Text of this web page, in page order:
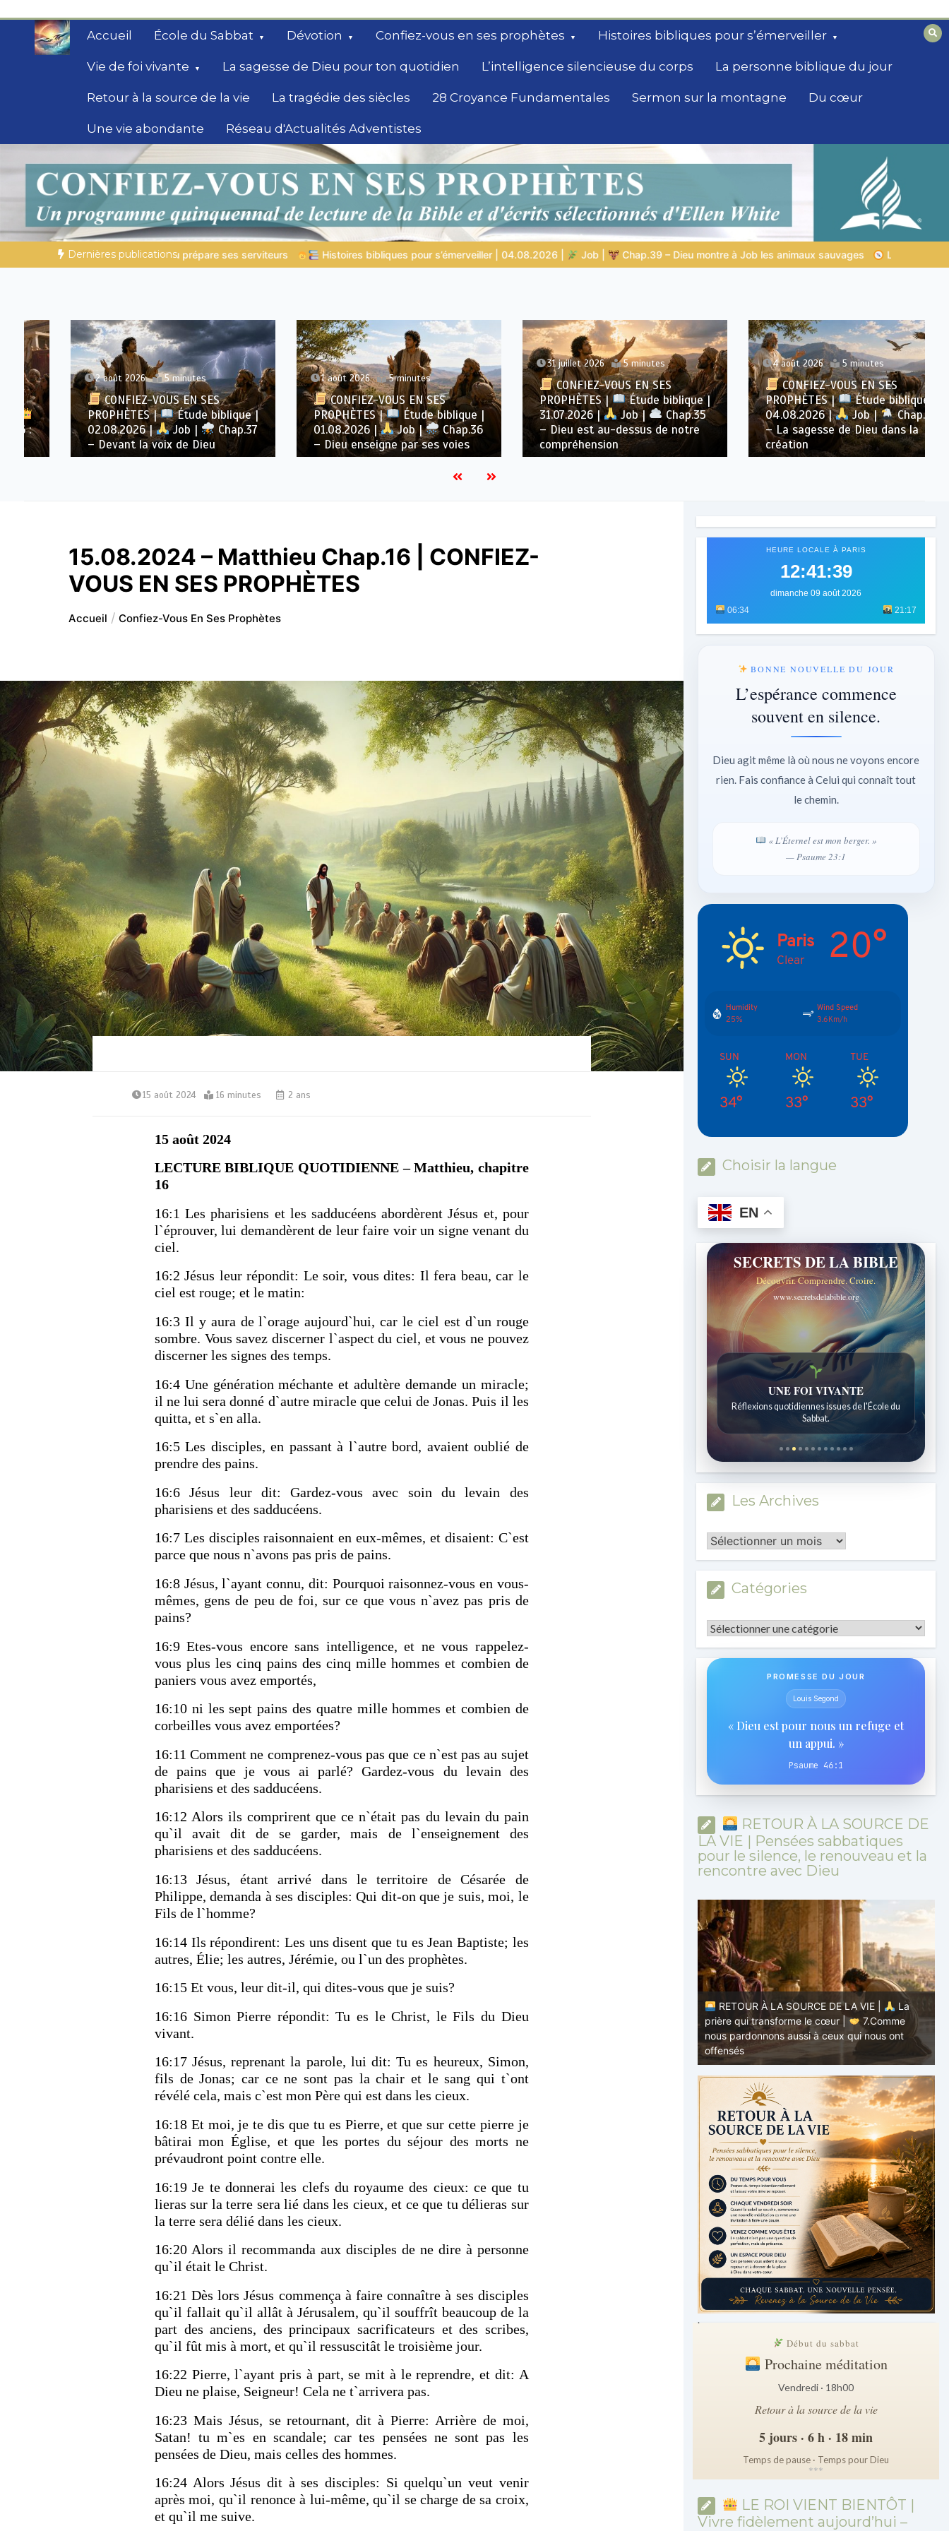
contenu
Accueil École du Sabbat Dévotion Confiez-vous en ses prophètes Histoires bibliques pour s’émerveiller
Vie de foi vivante La sagesse de Dieu pour ton quotidien L’intelligence silencieuse du corps La personne biblique du jour
Retour à la source de la vie La tragédie des siècles 28 Croyance Fundamentales Sermon sur la montagne Du cœur
Une vie abondante Réseau d'Actualités Adventistes
Secrets de la Bible
Des éclairages bibliques pour ceux qui cherchent un
chemin
Dernières publications
ses serviteurs Histoires bibliques pour s’émerveiller | 04.08.2026 | Job | Chap.39 – Dieu montre à Job les animaux sauvages LA SAGESSE DE DIEU POUR TON QUOTIDIEN |
2 août 2026 5 minutes
CONFIEZ-VOUS EN SES
PROPHÈTES |
Étude biblique |
02.08.2026 |
Job |
Chap.37
– Devant la voix de Dieu
1 août 2026 5 minutes
CONFIEZ-VOUS EN SES
PROPHÈTES |
Étude biblique |
01.08.2026 |
Job |
Chap.36
– Dieu enseigne par ses voies
31 juillet 2026 5 minutes
CONFIEZ-VOUS EN SES
PROPHÈTES |
Étude biblique |
31.07.2026 |
Job |
Chap.35
– Dieu est au-dessus de notre
compréhension
4 août 2026 5 minutes
CONFIEZ-VOUS EN SES
PROPHÈTES |
Étude biblique |
04.08.2026 |
Job |
Chap.39
– La sagesse de Dieu dans la
création
15.08.2024 – Matthieu Chap.16 | CONFIEZ-
VOUS EN SES PROPHÈTES
Accueil Confiez-Vous En Ses Prophètes
15 août 2024 16 minutes 2 ans
15 août 2024
LECTURE BIBLIQUE QUOTIDIENNE – Matthieu, chapitre
16
16:1 Les pharisiens et les sadducéens abordèrent Jésus et, pour
l`éprouver, lui demandèrent de leur faire voir un signe venant du
ciel.
16:2 Jésus leur répondit: Le soir, vous dites: Il fera beau, car le
ciel est rouge; et le matin:
16:3 Il y aura de l`orage aujourd`hui, car le ciel est d`un rouge
sombre. Vous savez discerner l`aspect du ciel, et vous ne pouvez
discerner les signes des temps.
16:4 Une génération méchante et adultère demande un miracle;
il ne lui sera donné d`autre miracle que celui de Jonas. Puis il les
quitta, et s`en alla.
16:5 Les disciples, en passant à l`autre bord, avaient oublié de
prendre des pains.
16:6 Jésus leur dit: Gardez-vous avec soin du levain des
pharisiens et des sadducéens.
16:7 Les disciples raisonnaient en eux-mêmes, et disaient: C`est
parce que nous n`avons pas pris de pains.
16:8 Jésus, l`ayant connu, dit: Pourquoi raisonnez-vous en vous-
mêmes, gens de peu de foi, sur ce que vous n`avez pas pris de
pains?
16:9 Etes-vous encore sans intelligence, et ne vous rappelez-
vous plus les cinq pains des cinq mille hommes et combien de
paniers vous avez emportés,
16:10 ni les sept pains des quatre mille hommes et combien de
corbeilles vous avez emportées?
16:11 Comment ne comprenez-vous pas que ce n`est pas au sujet
de pains que je vous ai parlé? Gardez-vous du levain des
pharisiens et des sadducéens.
16:12 Alors ils comprirent que ce n`était pas du levain du pain
qu`il avait dit de se garder, mais de l`enseignement des
pharisiens et des sadducéens.
16:13 Jésus, étant arrivé dans le territoire de Césarée de
Philippe, demanda à ses disciples: Qui dit-on que je suis, moi, le
Fils de l`homme?
16:14 Ils répondirent: Les uns disent que tu es Jean Baptiste; les
autres, Élie; les autres, Jérémie, ou l`un des prophètes.
16:15 Et vous, leur dit-il, qui dites-vous que je suis?
16:16 Simon Pierre répondit: Tu es le Christ, le Fils du Dieu
vivant.
16:17 Jésus, reprenant la parole, lui dit: Tu es heureux, Simon,
fils de Jonas; car ce ne sont pas la chair et le sang qui t`ont
révélé cela, mais c`est mon Père qui est dans les cieux.
16:18 Et moi, je te dis que tu es Pierre, et que sur cette pierre je
bâtirai mon Église, et que les portes du séjour des morts ne
prévaudront point contre elle.
16:19 Je te donnerai les clefs du royaume des cieux: ce que tu
lieras sur la terre sera lié dans les cieux, et ce que tu délieras sur
la terre sera délié dans les cieux.
16:20 Alors il recommanda aux disciples de ne dire à personne
qu`il était le Christ.
16:21 Dès lors Jésus commença à faire connaître à ses disciples
qu`il fallait qu`il allât à Jérusalem, qu`il souffrît beaucoup de la
part des anciens, des principaux sacrificateurs et des scribes,
qu`il fût mis à mort, et qu`il ressuscitât le troisième jour.
16:22 Pierre, l`ayant pris à part, se mit à le reprendre, et dit: A
Dieu ne plaise, Seigneur! Cela ne t`arrivera pas.
16:23 Mais Jésus, se retournant, dit à Pierre: Arrière de moi,
Satan! tu m`es en scandale; car tes pensées ne sont pas les
pensées de Dieu, mais celles des hommes.
16:24 Alors Jésus dit à ses disciples: Si quelqu`un veut venir
après moi, qu`il renonce à lui-même, qu`il se charge de sa croix,
et qu`il me suive.
HEURE LOCALE À PARIS
12:41:41
dimanche 09 août 2026
06:34
21:17
BONNE NOUVELLE DU JOUR
L’espérance commence
souvent en silence.
Dieu agit même là où nous ne voyons encore
rien. Fais confiance à Celui qui connaît tout
le chemin.
« L’Éternel est mon berger. »
— Psaume 23:1
Paris
Clear 20°
Humidity
25%
Wind Speed
3.6Km/h
SUN
34°
MON
33°
TUE
33°
Choisir la langue
EN
SECRETS DE LA BIBLE
Découvrir. Comprendre. Croire.
www.secretsdelabible.org
UNE FOI VIVANTE
Réflexions quotidiennes issues de l'École du
Sabbat.
Les Archives
Les
Archives
Catégories
Catégories
PROMESSE DU JOUR
Louis Segond
« Dieu est pour nous un refuge et
un appui. »
Psaume 46:1
RETOUR À LA SOURCE DE
LA VIE | Pensées sabbatiques
pour le silence, le renouveau et la
rencontre avec Dieu
RETOUR À LA SOURCE DE LA VIE |
RETOUR À LA SOURCE DE LA VIE |
La
RETOUR À LA SOURCE DE LA VIE |
RETOUR À LA SOURCE DE LA VIE |
La
prière qui transforme le cœur |
7.Comme
nous pardonnons aussi à ceux qui nous ont
offensés
.
Début du sabbat
Prochaine méditation
Vendredi · 18h00
Retour à la source de la vie
5 jours · 6 h · 18 min
Temps de pause · Temps pour Dieu
***
LE ROI VIENT BIENTÔT |
Vivre fidèlement aujourd’hui –